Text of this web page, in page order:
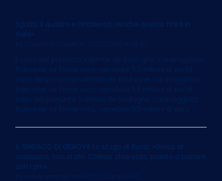
Sgarbi, il quadro e l’inchiesta: «Anche questa finirà in
nulla»
on 13/05/2024 at 06:07
Il caso del presunto Valentin de Boulogne, caravaggista
francese: se fosse vero, varrebbe 5,5 milioni di euroIl
caso del presunto Valentin de Boulogne, caravaggista
francese: se fosse vero, varrebbe 5,5 milioni di euroIl
caso del presunto Valentin de Boulogne, caravaggista
francese: se fosse vero, varrebbe 5,5 milioni di euro
IL SINDACO DI GENOVA Lo sfogo di Bucci: «Gioco al
massacro, non ci sto. Chiedo chiarezza, pronto a parlare
con i pm»
Marco Imarisio on 13/05/2024 at 06:07